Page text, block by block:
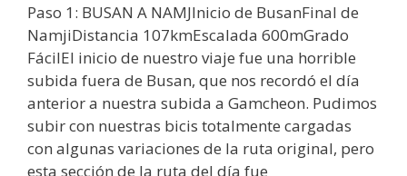
Paso 1: BUSAN A NAMJInicio de BusanFinal de
NamjiDistancia 107kmEscalada 600mGrado
FácilEl inicio de nuestro viaje fue una horrible
subida fuera de Busan, que nos recordó el día
anterior a nuestra subida a Gamcheon. Pudimos
subir con nuestras bicis totalmente cargadas
con algunas variaciones de la ruta original, pero
esta sección de la ruta del día fue